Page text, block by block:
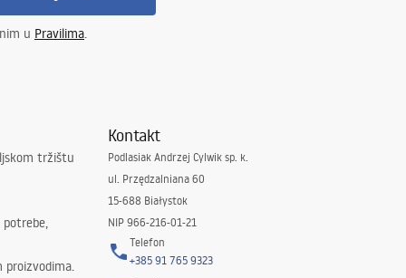
u Pravilima.
tržištu
potrebe,
Kontakt
Podlasiak Andrzej Cylwik sp. k.
ul. Przędzalniana 60
15-688 Białystok
NIP 966-216-01-21
Telefon
+385 91 765 9323